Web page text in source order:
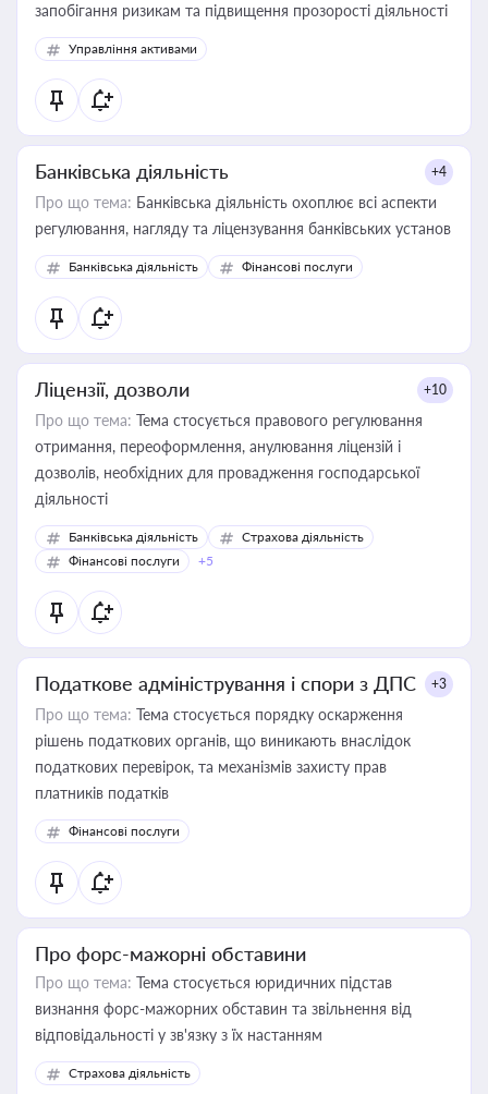
запобігання ризикам та підвищення прозорості діяльності
Управління активами
Банківська діяльність +4
Про що тема: Банківська діяльність охоплює всі аспекти
регулювання, нагляду та ліцензування банківських установ
Банківська діяльність Фінансові послуги
Ліцензії, дозволи +10
Про що тема: Тема стосується правового регулювання
отримання, переоформлення, анулювання ліцензій і
дозволів, необхідних для провадження господарської
діяльності
Банківська діяльність
Страхова діяльність
Фінансові послуги
+5
Податкове адміністрування і спори з ДПС +3
Про що тема: Тема стосується порядку оскарження
рішень податкових органів, що виникають внаслідок
податкових перевірок, та механізмів захисту прав
платників податків
Фінансові послуги
Про форс-мажорні обставини
Про що тема: Тема стосується юридичних підстав
визнання форс-мажорних обставин та звільнення від
відповідальності у зв'язку з їх настанням
Страхова діяльність